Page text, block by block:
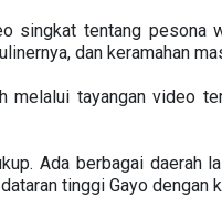
singkat tentang pesona
dan keramahan
tayangan video
Ada berbagai daerah
tinggi Gayo dengan